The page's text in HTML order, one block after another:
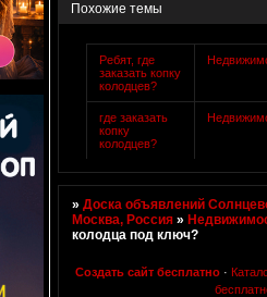
Похожие темы
Ребят, где
заказать копку
колодцев?
где заказать
копку
колодцев?
»Доска объявлений
Москва, Россия »
колодца под ключ?
Создать сайт бесплатно ·